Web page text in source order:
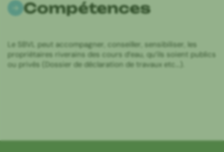
Compétences
Le SBVL peut accompagner, conseiller, sensibiliser, les
propriétaires riverains des cours d’eau, qu’ils soient publics
ou privés (Dossier de déclaration de travaux etc…).